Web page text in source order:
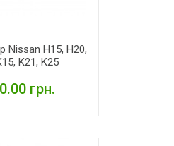
Nissan H15, H20,
K21, K25
грн.